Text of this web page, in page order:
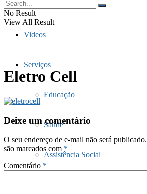
Fotos
Videos
Serviços
Educação
Saúde
Assistência Social
No Result
View All Result
Eletro Cell
Deixe um comentário
O seu endereço de e-mail não será publicado.
são marcados com *
Comentário *